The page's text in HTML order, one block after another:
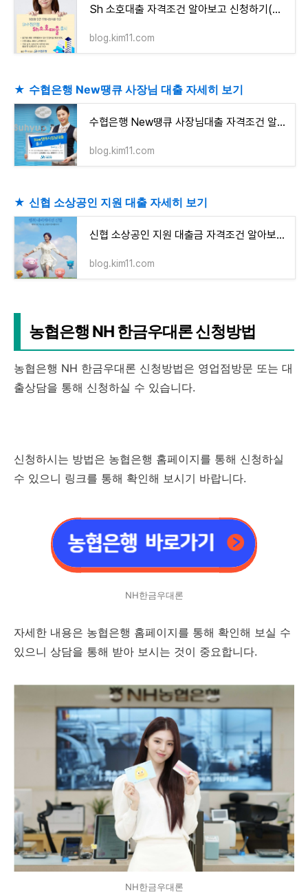
Sh 소호대출 자격조건 알아보고 신청하기(최대 1억5천만원 이내)
blog.kim11.com
★ 수협은행 New땡큐 사장님 대출 자세히 보기
수협은행 New땡큐 사장님대출 자격조건 알아보고 신청하기(최고 4억원 이내)
blog.kim11.com
★ 신협 소상공인 지원 대출 자세히 보기
신협 소상공인 지원 대출금 자격조건 알아보고 신청하기(업체당 최고 7천만원까지)
blog.kim11.com
농협은행 NH 한금우대론 신청방법
농협은행 NH 한금우대론 신청방법은 영업점방문 또는 대
출상담을 통해 신청하실 수 있습니다.
신청하시는 방법은 농협은행 홈페이지를 통해 신청하실
수 있으니 링크를 통해 확인해 보시기 바랍니다.
NH한금우대론
자세한 내용은 농협은행 홈페이지를 통해 확인해 보실 수
있으니 상담을 통해 받아 보시는 것이 중요합니다.
NH한금우대론